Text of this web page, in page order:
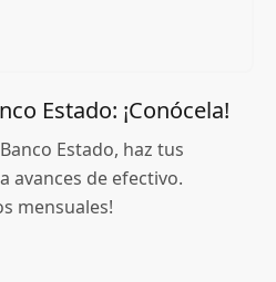
Estado: ¡Conócela!
Estado, haz tus
avances de efectivo.
mensuales!